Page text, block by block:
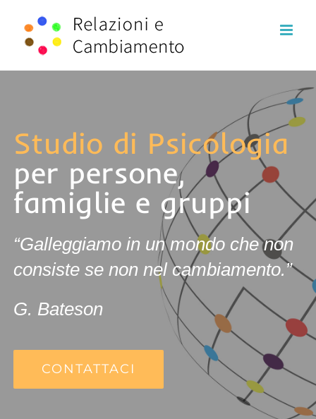
Studio di Psicologia
per persone,
famiglie e gruppi
“Galleggiamo in un mondo che non
consiste se non nel cambiamento.”
G. Bateson
CONTATTACI